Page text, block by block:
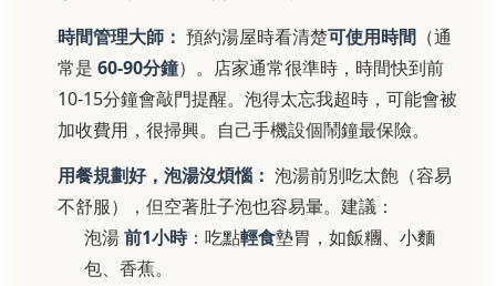
時間管理大師： 預約湯屋時看清楚可使用時間 （通
常是 60-90分鐘）。店家通常很準時，時間快到前
10-15分鐘會敲門提醒。泡得太忘我超時，可能會被
加收費用，很掃興。自己手機設個鬧鐘最保險。
用餐規劃好，泡湯沒煩惱： 泡湯前別吃太飽（容易
不舒服），但空著肚子泡也容易暈。建議：
泡湯前1小時：吃點輕食墊胃，如飯糰、小麵
包、香蕉。